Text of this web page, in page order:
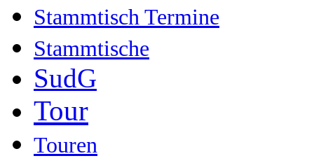
Stammtisch Termine
Stammtische
SudG
Tour
Touren